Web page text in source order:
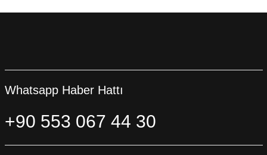
Whatsapp Haber Hattı
+90 553 067 44 30